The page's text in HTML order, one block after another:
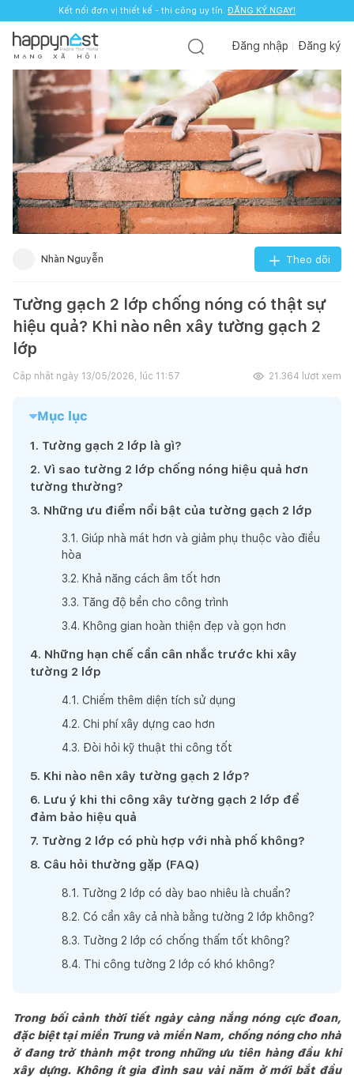
Kết nối đơn vị thiết kế - thi công uy tín. ĐĂNG KÝ NGAY!
M Ạ N G X Ã H Ộ I
Đăng nhập Đăng ký
Nhàn Nguyễn Theo dõi
Tường gạch 2 lớp chống nóng có thật sự
hiệu quả? Khi nào nên xây tường gạch 2
lớp
Cập nhật ngày 13/05/2026, lúc 11:57 21.364 lượt xem
Mục lục
1. Tường gạch 2 lớp là gì?
2. Vì sao tường 2 lớp chống nóng hiệu quả hơn
tường thường?
3. Những ưu điểm nổi bật của tường gạch 2 lớp
3.1 . Giúp nhà mát hơn và giảm phụ thuộc vào điều
hòa
3.2. Khả năng cách âm tốt hơn
3.3. Tăng độ bền cho công trình
3.4. Không gian hoàn thiện đẹp và gọn hơn
4. Những hạn chế cần cân nhắc trước khi xây
tường 2 lớp
4.1 . Chiếm thêm diện tích sử dụng
4.2. Chi phí xây dựng cao hơn
4.3. Đòi hỏi kỹ thuật thi công tốt
5. Khi nào nên xây tường gạch 2 lớp?
6. Lưu ý khi thi công xây tường gạch 2 lớp để
đảm bảo hiệu quả
7. Tường 2 lớp có phù hợp với nhà phố không?
8. Câu hỏi thường gặp (FAQ)
8.1 . Tường 2 lớp có dày bao nhiêu là chuẩn?
8.2. Có cần xây cả nhà bằng tường 2 lớp không?
8.3. Tường 2 lớp có chống thấm tốt không?
8.4. Thi công tường 2 lớp có khó không?
Trong bối cảnh thời tiết ngày càng nắng nóng cực đoan,
đặc biệt tại miền Trung và miền Nam, chống nóng cho nhà
ở đang trở thành một trong những ưu tiên hàng đầu khi
xây dựng. Không ít gia đình sau vài năm ở mới bắt đầu